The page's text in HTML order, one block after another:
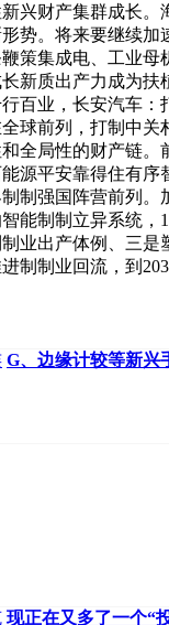
兴财产集群成长
势。将来要继续
策集成电、工业
新质出产力成为
百业，长安汽车
球前列，打制中
全局性的财产链
源平安靠得住有
制强国阵营前列
能制制立异系统
业出产体例、三
制制业回流，到
G、边缘计较等新兴
现正在又多了一个“